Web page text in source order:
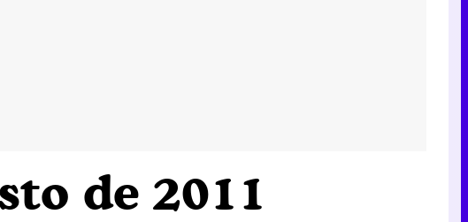
de 2011